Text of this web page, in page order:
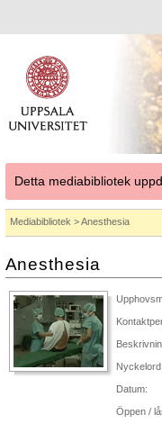
Detta mediabibliotek
Mediabibliotek > Anesthesia
Anesthesia
Nyckelord:
Datum:
Öppen /